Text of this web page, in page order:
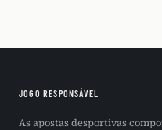
JOGO RESPONSÁVEL
As apostas desportivas